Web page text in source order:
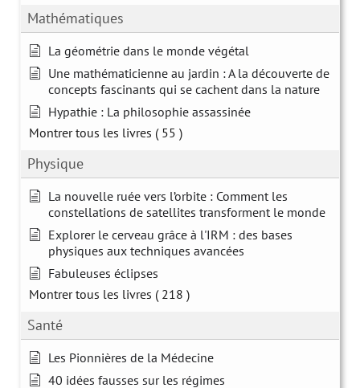
Mathématiques
La géométrie dans le monde végétal
Une mathématicienne au jardin : A la découverte de
concepts fascinants qui se cachent dans la nature
Hypathie : La philosophie assassinée
Montrer tous les livres ( 55 )
Physique
La nouvelle ruée vers l’orbite : Comment les
constellations de satellites transforment le monde
Explorer le cerveau grâce à l'IRM : des bases
physiques aux techniques avancées
Fabuleuses éclipses
Montrer tous les livres ( 218 )
Santé
Les Pionnières de la Médecine
40 idées fausses sur les régimes